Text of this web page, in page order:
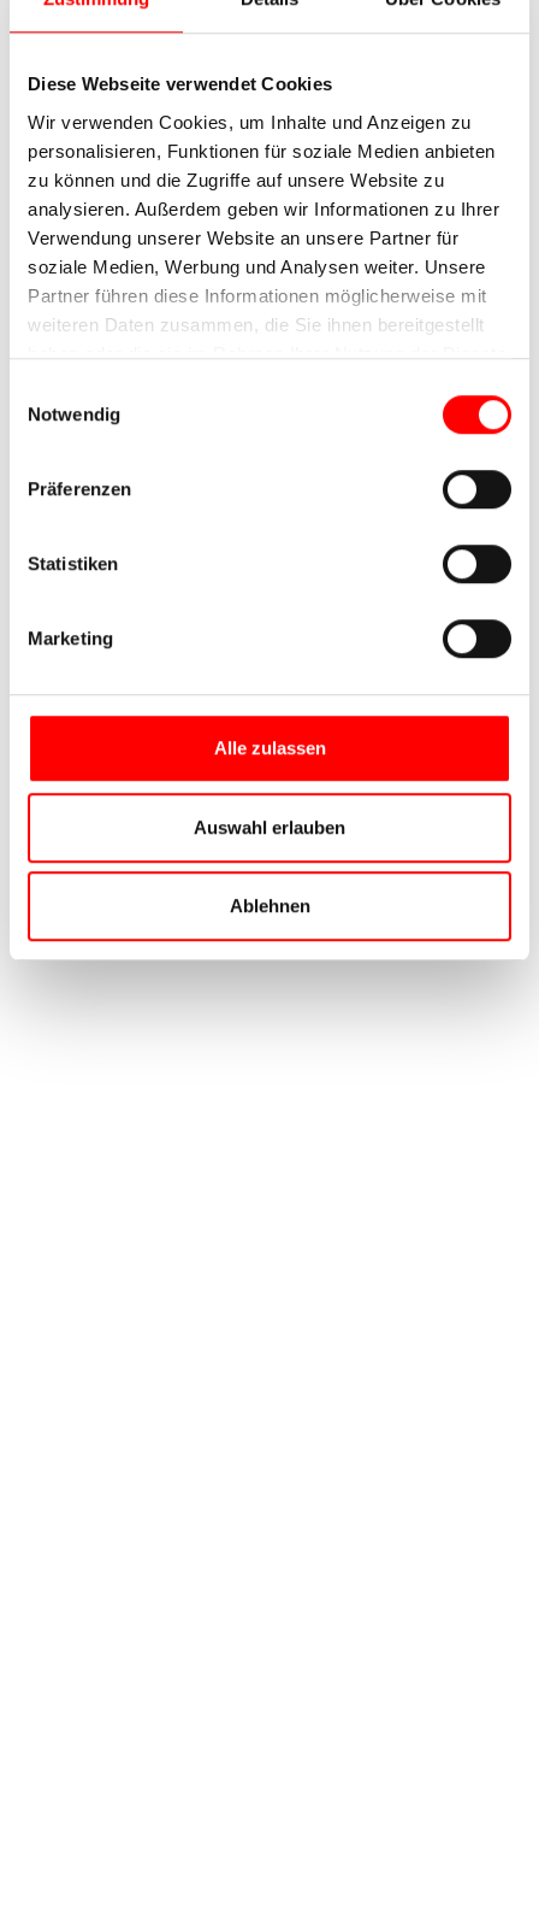
Diese Webseite verwendet Cookies
Wir verwenden Cookies, um Inhalte und Anzeigen zu
personalisieren, Funktionen für soziale Medien anbieten
zu können und die Zugriffe auf unsere Website zu
analysieren. Außerdem geben wir Informationen zu Ihrer
Verwendung unserer Website an unsere Partner für
soziale Medien, Werbung und Analysen weiter. Unsere
Partner führen diese Informationen möglicherweise mit
weiteren Daten zusammen, die Sie ihnen bereitgestellt
haben oder die sie im Rahmen Ihrer Nutzung der Dienste
Notwendig
Präferenzen
Statistiken
Marketing
Alle zulassen
Auswahl erlauben
Ablehnen